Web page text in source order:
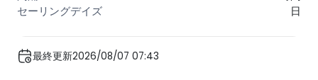
日
最終更新2026/08/07 07:43